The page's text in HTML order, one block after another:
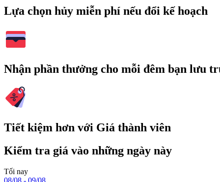
Lựa chọn hủy miễn phí nếu đổi kế hoạch
Nhận phần thưởng cho mỗi đêm bạn lưu
Tiết kiệm hơn với Giá thành viên
Kiểm tra giá vào những ngày này
Tối nay